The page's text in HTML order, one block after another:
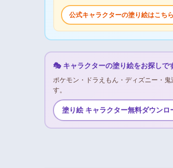
公式キャラクターの塗り絵はこち
🎭 キャラクターの塗り絵をお探しで
ポケモン・ドラえもん・ディズニー・鬼
す。
塗り絵 キャラクター無料ダウン